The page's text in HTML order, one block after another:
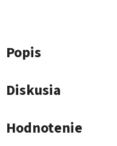
Popis
Diskusia
Hodnotenie